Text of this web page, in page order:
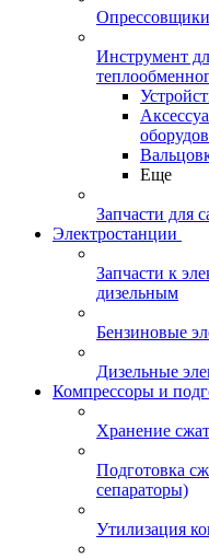
Инструмент
Еще
Запчасти для
Электростанции
Запчасти к
дизельным
Бензиновые
Дизельные
Компрессоры и
Хранение
Подготовка
сепараторы)
Утилизация